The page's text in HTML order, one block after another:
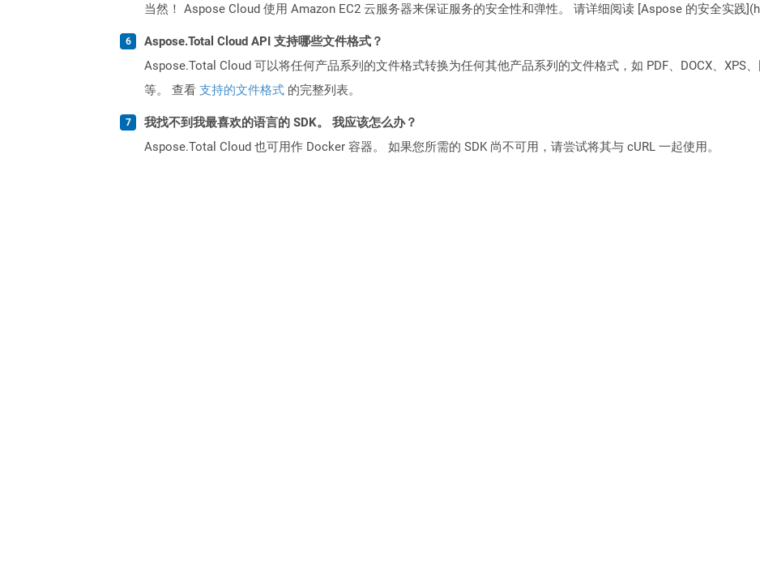
当然！ Aspose Cloud 使用 Amazon EC2 云服务器来保证服务的安全性和弹性。 请详细阅读 [Aspose 的安全实践
Aspose.Total Cloud API 支持哪些文件格式？
Aspose.Total Cloud 可以将任何产品系列的文件格式转换为任何其他产品系列的文件格式，如 PDF、DOCX、XPS
等。 查看 支持的文件格式 的完整列表。
我找不到我最喜欢的语言的 SDK。 我应该怎么办？
Aspose.Total Cloud 也可用作 Docker 容器。 如果您所需的 SDK 尚不可用，请尝试将其与 cURL 一起使用。